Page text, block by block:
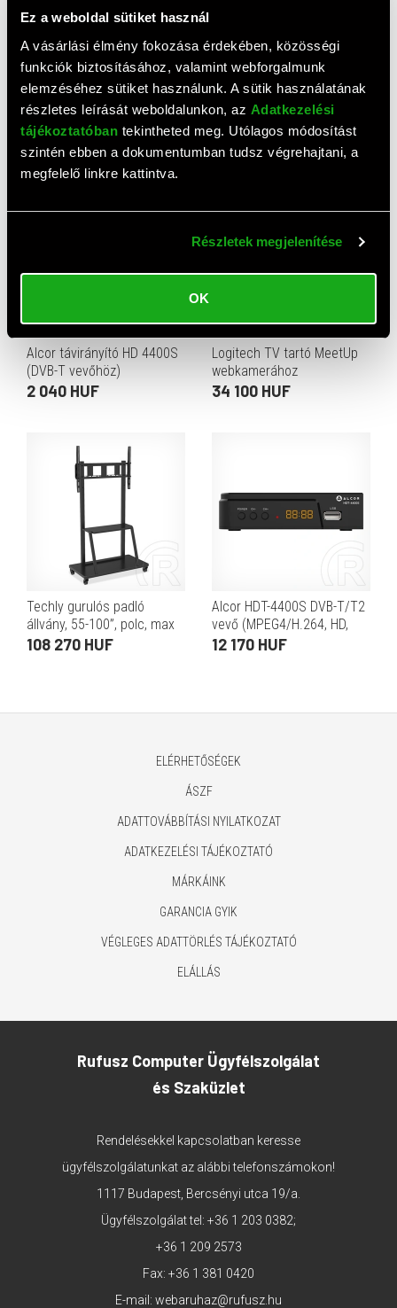
Ez a weboldal sütiket használ
A vásárlási élmény fokozása érdekében, közösségi
funkciók biztosításához, valamint webforgalmunk
elemzéséhez sütiket használunk. A sütik használatának
részletes leírását weboldalunkon, az Adatkezelési
tájékoztatóban tekintheted meg. Utólagos módosítást
szintén ebben a dokumentumban tudsz végrehajtani, a
megfelelő linkre kattintva.
Részletek megjelenítése
OK
120"-ig, max. 140 kg)
171 290 HUF
Mont Dolent gurulós állvány
42"-100"
62 000 HUF
Alcor távirányító HD 4400S
(DVB-T vevőhöz)
2 040 HUF
Logitech TV tartó MeetUp
webkamerához
34 100 HUF
Techly gurulós padló
állvány, 55-100”, polc, max
100Kg
108 270 HUF
Alcor HDT-4400S DVB-T/T2
vevő (MPEG4/H.264, HD,
USB, SCART, EPG, teletext,
12 170 HUF
ELÉRHETŐSÉGEK
ÁSZF
ADATTOVÁBBÍTÁSI NYILATKOZAT
ADATKEZELÉSI TÁJÉKOZTATÓ
MÁRKÁINK
GARANCIA GYIK
VÉGLEGES ADATTÖRLÉS TÁJÉKOZTATÓ
ELÁLLÁS
Rufusz Computer Ügyfélszolgálat
és Szaküzlet
Rendelésekkel kapcsolatban keresse
ügyfélszolgálatunkat az alábbi telefonszámokon!
1117 Budapest, Bercsényi utca 19/a.
Ügyfélszolgálat tel: +36 1 203 0382;
+36 1 209 2573
Fax: +36 1 381 0420
E-mail: webaruhaz@rufusz.hu